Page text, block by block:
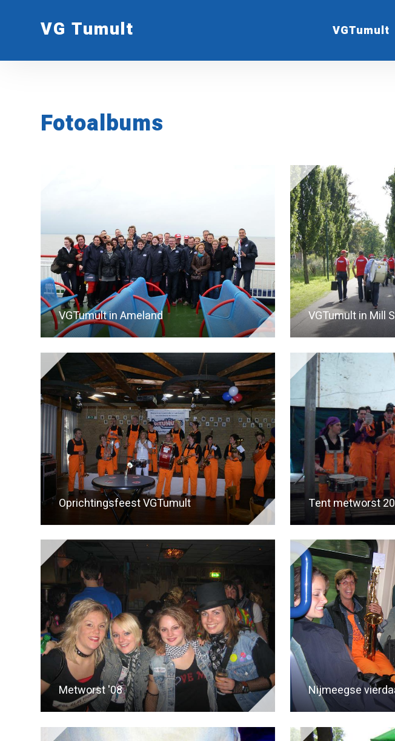
VG Tumult VGTumult
Fotoalbums
VGTumult in Ameland VGTumult in Mill
Oprichtingsfeest VGTumult Tent metworst
Metworst '08 Nijmeegse